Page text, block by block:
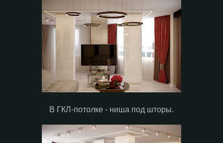
В ГКЛ-потолке - ниша под шторы.